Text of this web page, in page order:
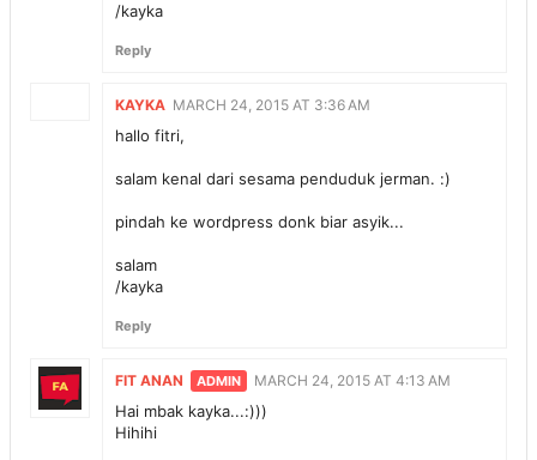
/kayka
Reply
KAYKA MARCH 24, 2015 AT 3:36 AM
hallo fitri,
salam kenal dari sesama penduduk jerman. :)
pindah ke wordpress donk biar asyik...
salam
/kayka
Reply
FIT ANAN MARCH 24, 2015 AT 4:13 AM
Hai mbak kayka...:)))
Hihihi